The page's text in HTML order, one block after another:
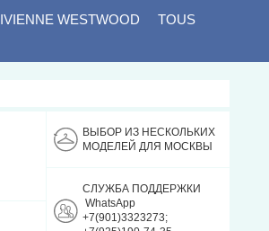
WESTWOOD
TOUS
ВЫБОР ИЗ НЕСКОЛЬКИХ
МОДЕЛЕЙ ДЛЯ МОСКВЫ
СЛУЖБА ПОДДЕРЖКИ
WhatsApp
+7(901)3323273;